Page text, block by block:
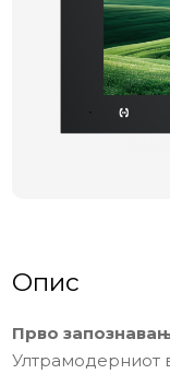
Опис
Прво
Ултрамодерниот